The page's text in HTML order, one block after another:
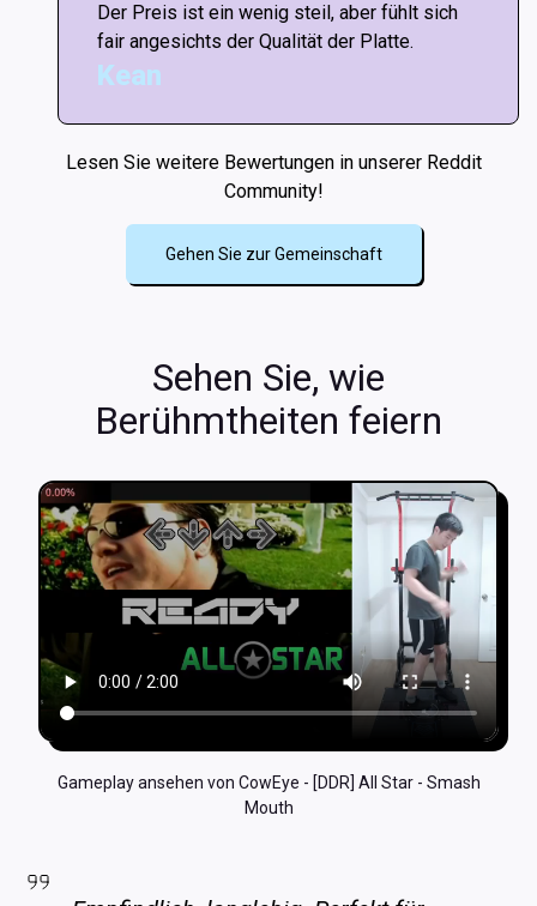
Der Preis ist ein wenig steil, aber fühlt sich
fair angesichts der Qualität der Platte.
Kean
Lesen Sie weitere Bewertungen in unserer Reddit
Community!
Gehen Sie zur Gemeinschaft
Sehen Sie, wie
Berühmtheiten feiern
Gameplay ansehen von CowEye - [DDR] All Star - Smash
Mouth